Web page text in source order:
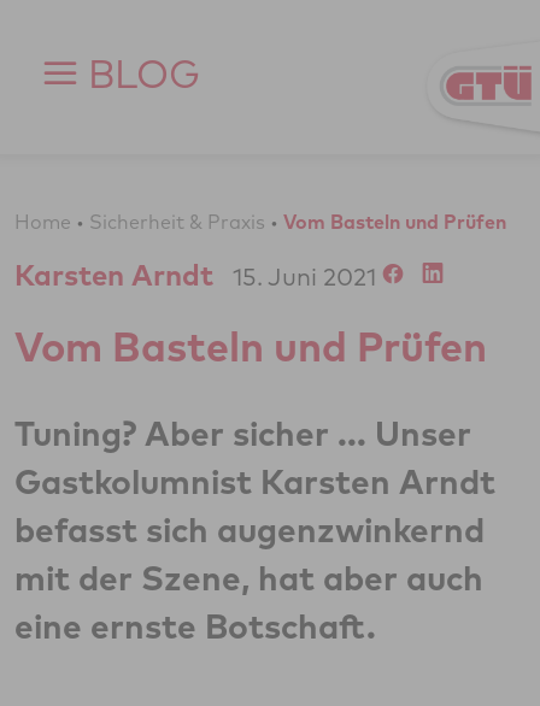
BLOG
Home • Sicherheit & Praxis • Vom Basteln und Prüfen
Karsten Arndt 15. Juni 2021
Vom Basteln und Prüfen
Tuning? Aber sicher ... Unser
Gastkolumnist Karsten Arndt
befasst sich augenzwinkernd
mit der Szene, hat aber auch
eine ernste Botschaft.